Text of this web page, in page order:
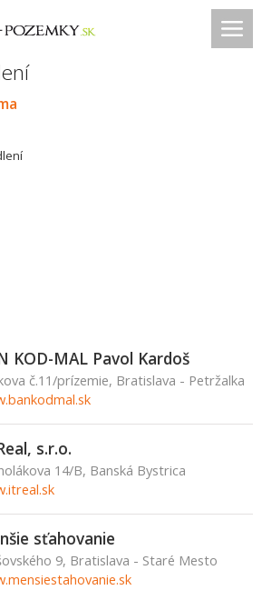
KOD-MAL Pavol Kardoš
č.11/prízemie, Bratislava - Petržalka
s.r.o.
14/B, Banská Bystrica
sťahovanie
9, Bratislava - Staré Mesto